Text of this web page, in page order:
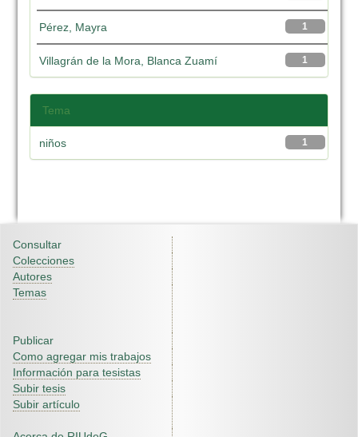
1
Pérez, Mayra
1
Villagrán de la Mora, Blanca Zuamí
Tema
1
niños
Consultar
Colecciones
Autores
Temas
Publicar
Como agregar mis trabajos
Información para tesistas
Subir tesis
Subir artículo